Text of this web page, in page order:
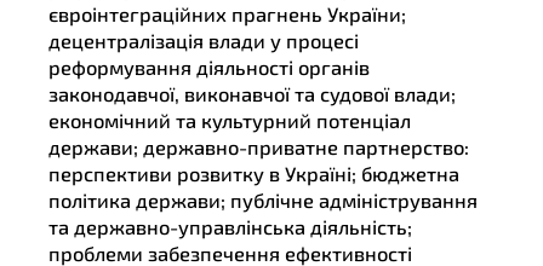
євроінтеграційних прагнень України;
децентралізація влади у процесі
реформування діяльності органів
законодавчої, виконавчої та судової влади;
економічний та культурний потенціал
держави; державно-приватне партнерство:
перспективи розвитку в Україні; бюджетна
політика держави; публічне адміністрування
та державно-управлінська діяльність;
проблеми забезпечення ефективності